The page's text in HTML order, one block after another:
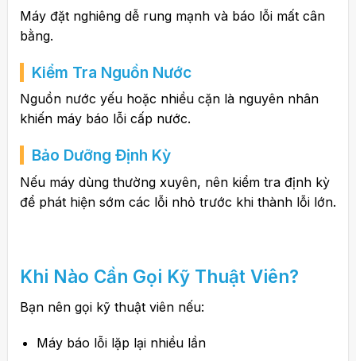
Máy đặt nghiêng dễ rung mạnh và báo lỗi mất cân
bằng.
Kiểm Tra Nguồn Nước
Nguồn nước yếu hoặc nhiều cặn là nguyên nhân
khiến máy báo lỗi cấp nước.
Bảo Dưỡng Định Kỳ
Nếu máy dùng thường xuyên, nên kiểm tra định kỳ
để phát hiện sớm các lỗi nhỏ trước khi thành lỗi lớn.
Khi Nào Cần Gọi Kỹ Thuật Viên?
Bạn nên gọi kỹ thuật viên nếu:
Máy báo lỗi lặp lại nhiều lần